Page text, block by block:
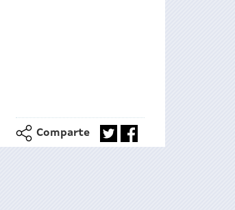
Comparte